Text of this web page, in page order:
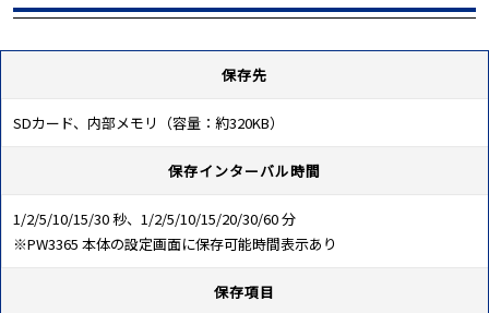
保存先
SDカード、内部メモリ（容量：約320KB）
保存インターバル時間
1/2/5/10/15/30 秒、1/2/5/10/15/20/30/60 分
※PW3365 本体の設定画面に保存可能時間表示あり
保存項目